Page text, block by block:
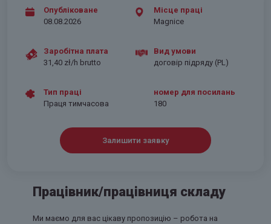
Працівник/працівниця складу
Ми маємо для вас цікаву пропозицію – робота на
Опубліковане
08.08.2026
Місце праці
Magnice
Заробітна плата
31,40 zł/h brutto
Вид умови
договір підряду (PL)
Тип праці
Праця тимчасова
номер для посилань
180
Залишити заявку